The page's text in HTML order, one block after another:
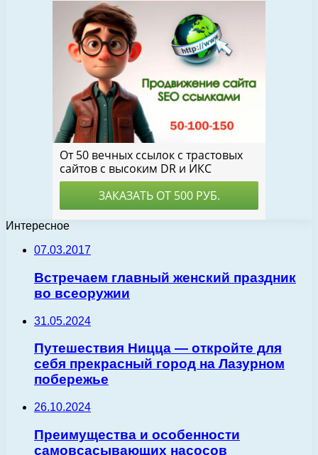
Интересное
07.03.2017
Встречаем главный женский праздник
во всеоружии
31.05.2024
Путешествия Ницца — откройте для
себя прекрасный город на Лазурном
побережье
26.10.2024
Преимущества и особенности
самовсасывающих насосов